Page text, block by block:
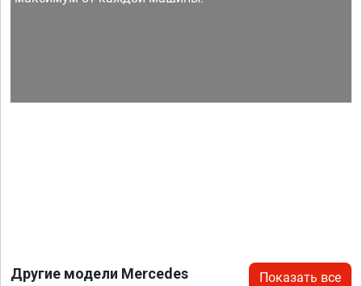
Другие модели Mercedes Показать все